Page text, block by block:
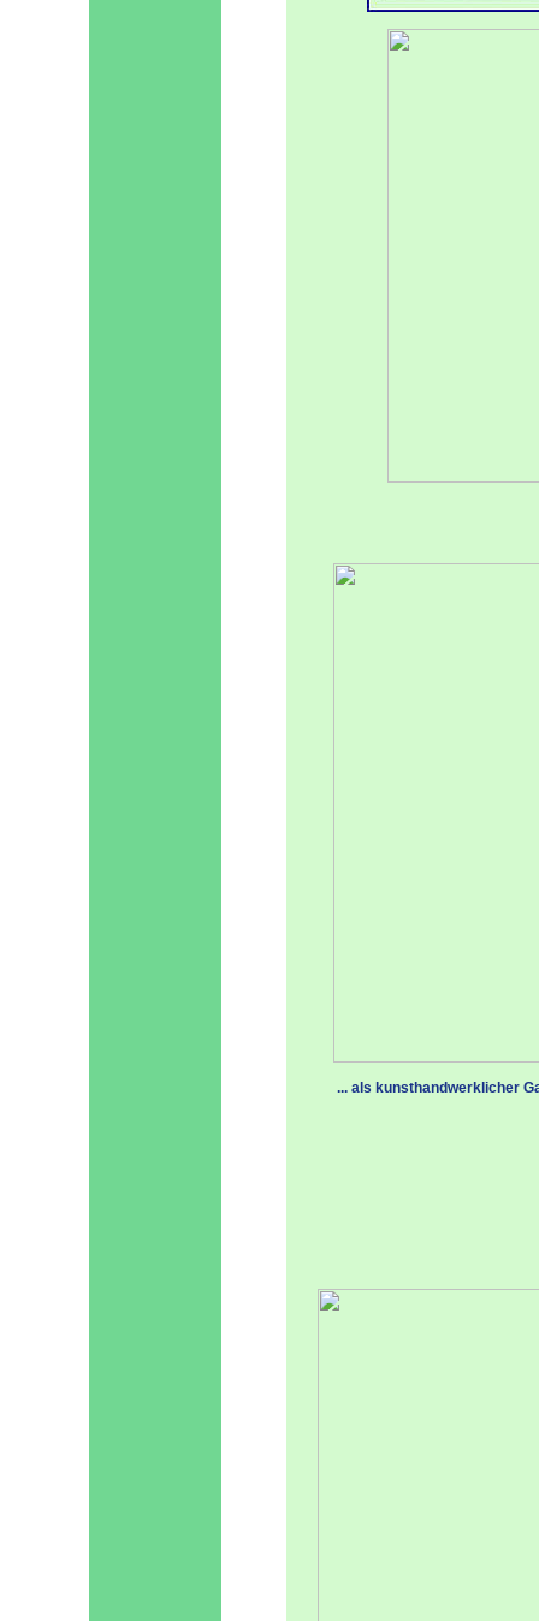
... als kunsthandwerklicher